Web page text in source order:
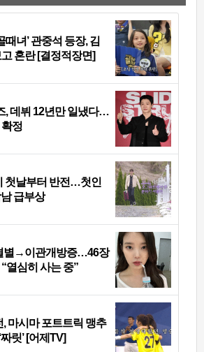
때녀’ 관중석 등장, 김
혼란 [결정적장면]
, 데뷔 12년만 일냈다…
정
첫날부터 반전…첫인
급부상
별→이관개방증…46장
열심히 사는 중”
, 마시마 포트트릭 맹추
릿’ [어제TV]